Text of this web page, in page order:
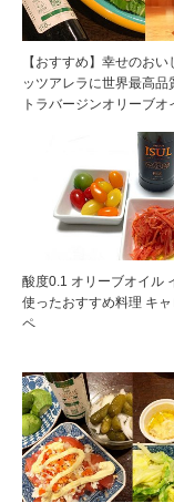
【おすすめ】幸せのおい
ッツアレラに世界最高品
トラバージンオリーブオ
酸度0.1 オリーブオイル
使ったおすすめ料理 キャ
ペ